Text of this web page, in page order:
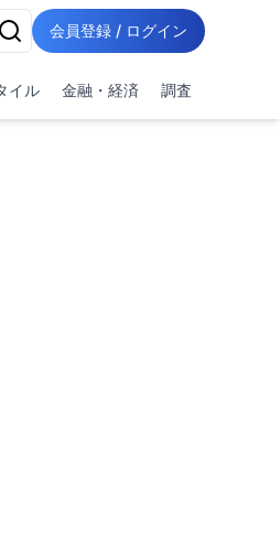
会員登録 / ログイン
イル 金融・経済 調査